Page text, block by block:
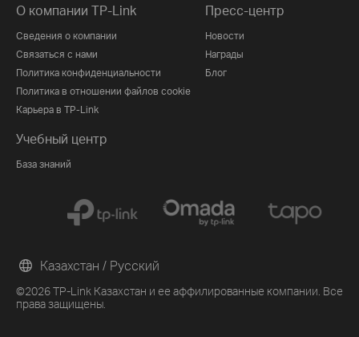
О компании TP-Link
Сведения о компании
Связаться с нами
Политика конфиденциальности
Политика в отношении файлов cookie
Карьера в TP-Link
Пресс-центр
Новости
Награды
Блог
Учебный центр
База знаний
©2026 TP-Link Казахстан и ее аффилированные компании. Все
права защищены.
Казахстан / Русский